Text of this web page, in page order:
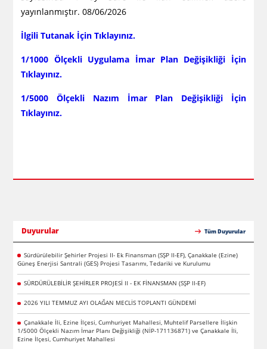
yayınlanmıştır. 08/06/2026
İlgili Tutanak İçin Tıklayınız.
1/1000 Ölçekli Uygulama İmar Plan Değişikliği İçin
Tıklayınız.
1/5000 Ölçekli Nazım İmar Plan Değişikliği İçin
Tıklayınız.
Duyurular Tüm Duyurular
Sürdürülebilir Şehirler Projesi II- Ek Finansman (SŞP II-EF), Çanakkale (Ezine)
Güneş Enerjisi Santrali (GES) Projesi Tasarımı, Tedariki ve Kurulumu
SÜRDÜRÜLEBİLİR ŞEHİRLER PROJESİ II - EK FİNANSMAN (SŞP II-EF)
2026 YILI TEMMUZ AYI OLAĞAN MECLİS TOPLANTI GÜNDEMİ
Çanakkale İli, Ezine İlçesi, Cumhuriyet Mahallesi, Muhtelif Parsellere İlişkin
1/5000 Ölçekli Nazım İmar Planı Değişikliği (NİP-171136871) ve Çanakkale İli,
Ezine İlçesi, Cumhuriyet Mahallesi